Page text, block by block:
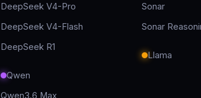
DeepSeek V4-Pro
DeepSeek V4-Flash
DeepSeek R1
Qwen
Qwen3.6 Max
Sonar
Sonar
Llama